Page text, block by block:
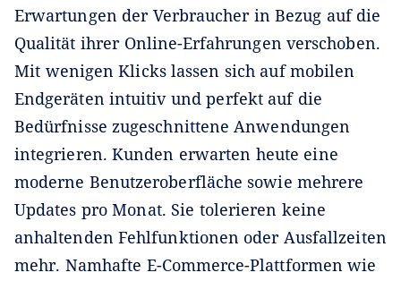
Erwartungen der Verbraucher in Bezug auf die
Qualität ihrer Online-Erfahrungen verschoben.
Mit wenigen Klicks lassen sich auf mobilen
Endgeräten intuitiv und perfekt auf die
Bedürfnisse zugeschnittene Anwendungen
integrieren. Kunden erwarten heute eine
moderne Benutzeroberfläche sowie mehrere
Updates pro Monat. Sie tolerieren keine
anhaltenden Fehlfunktionen oder Ausfallzeiten
mehr. Namhafte E-Commerce-Plattformen wie